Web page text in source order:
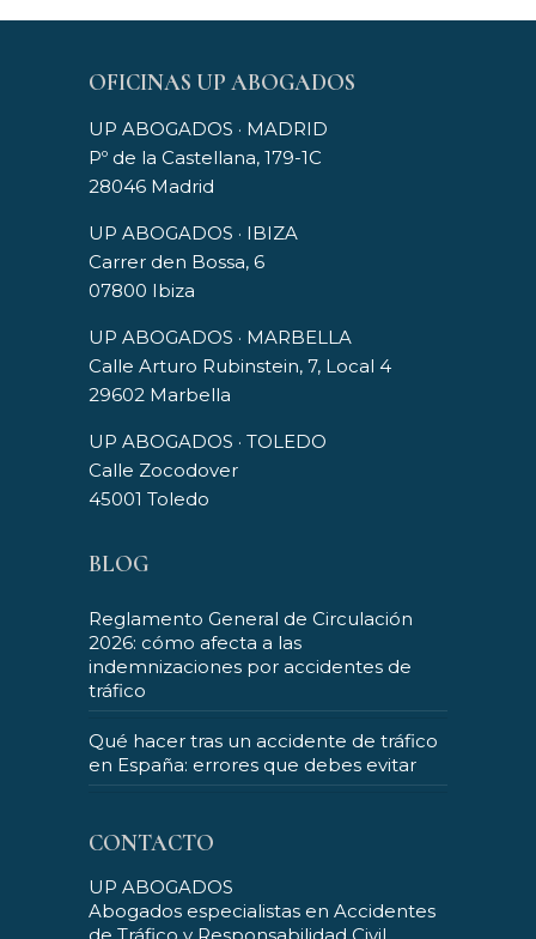
OFICINAS UP ABOGADOS
UP ABOGADOS · MADRID
Pº de la Castellana, 179-1C
28046 Madrid
UP ABOGADOS · IBIZA
Carrer den Bossa, 6
07800 Ibiza
UP ABOGADOS · MARBELLA
Calle Arturo Rubinstein, 7, Local 4
29602 Marbella
UP ABOGADOS · TOLEDO
Calle Zocodover
45001 Toledo
BLOG
Reglamento General de Circulación
2026: cómo afecta a las
indemnizaciones por accidentes de
tráfico
Qué hacer tras un accidente de tráfico
en España: errores que debes evitar
CONTACTO
UP ABOGADOS
Abogados especialistas en Accidentes